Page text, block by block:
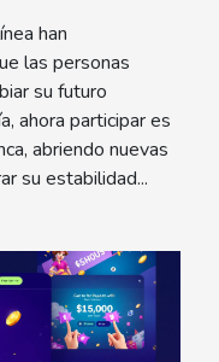
han
las personas
su futuro
ahora participar es
abriendo nuevas
su estabilidad...